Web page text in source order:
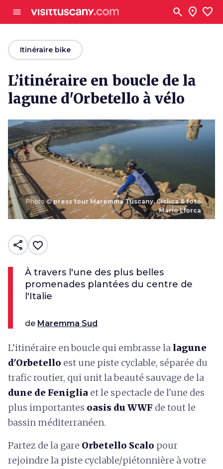
menu search location_on favorite
arrow_backItinéraire bike
L’itinéraire en boucle de la
lagune d'Orbetello à vélo
Photo ©press tour Maremma Tuscany. Ciclica & foto
Mario Llorca
share favorite_border
À travers l'une des plus belles
promenades plantées du centre de
l'Italie
de Maremma Sud
L’itinéraire en boucle qui embrasse lalagune
d'Orbetello est une piste cyclable, séparée du
trafic routier, qui unit la beauté sauvage de la
dune de Feniglia et le spectacle de l'une des
plus importantes oasis du WWF de tout le
bassin méditerranéen.
Partez de la gare Orbetello Scalo pour
rejoindre la piste cyclable/piétonnière à votre